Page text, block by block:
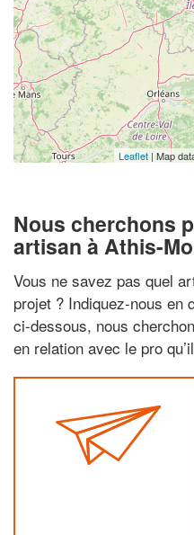
Leaflet | Map
Nous cherchons
artisan à Athis-
Vous ne savez pas quel
projet ? Indiquez-nous en
ci-dessous, nous
en relation avec le pro